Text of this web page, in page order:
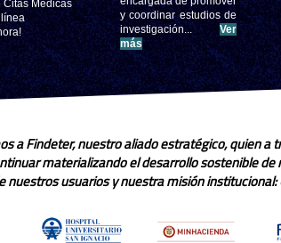
Citas Médicas
y coordinar estudios de
investigación... Ver
más
a Findeter, nuestro aliado estratégico, quien a
materializando el desarrollo sostenible
nuestros usuarios y nuestra misión institucional: